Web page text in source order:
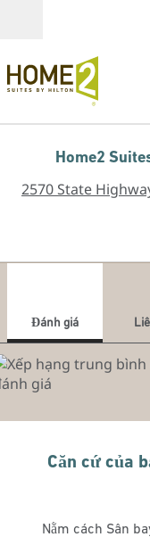
Home2
2570 State
Đánh giá
Căn cứ của
Nằm cách Sân